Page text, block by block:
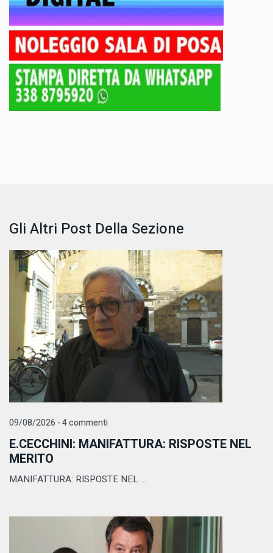
Gli Altri Post Della Sezione
09/08/2026 - 4 commenti
E.CECCHINI: MANIFATTURA: RISPOSTE NEL
MERITO
MANIFATTURA: RISPOSTE NEL ...